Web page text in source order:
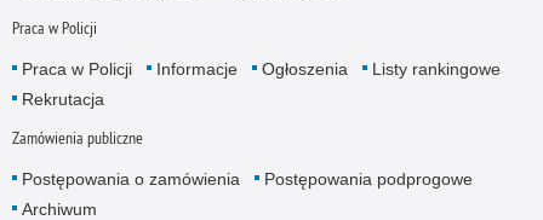
Praca w Policji
Praca w Policji Informacje Ogłoszenia
Listy rankingowe
Rekrutacja
Zamówienia publiczne
Postępowania o zamówienia
Postępowania podprogowe
Archiwum